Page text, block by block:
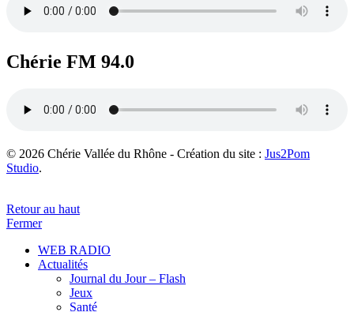
Chérie FM 94.0
© 2026 Chérie Vallée du Rhône - Création du site : Jus2Pom
Studio.
Retour au haut
Fermer
WEB RADIO
Actualités
Journal du Jour – Flash
Jeux
Santé